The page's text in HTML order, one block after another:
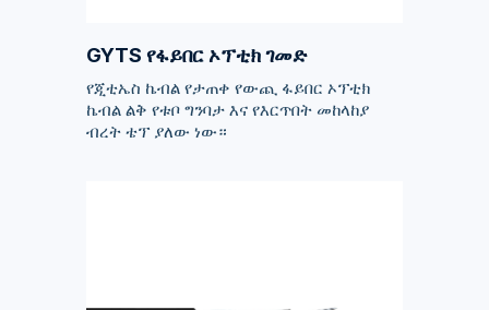
GYTS የፋይበር ኦፕቲክ ገመድ
የጂቲኤስ ኬብል የታጠቀ የውጪ ፋይበር ኦፕቲክ
ኬብል ልቅ የቱቦ ግንባታ እና የእርጥበት መከላከያ
ብረት ቴፕ ያለው ነው።